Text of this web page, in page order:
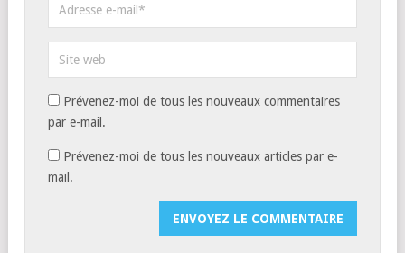
Prévenez-moi de tous les nouveaux commentaires
par e-mail.
Prévenez-moi de tous les nouveaux articles par e-
mail.